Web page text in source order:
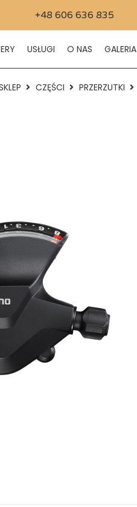
+48 606 636 835
USŁUGI O NAS GALERIA
CZĘŚCI PRZERZUTKI